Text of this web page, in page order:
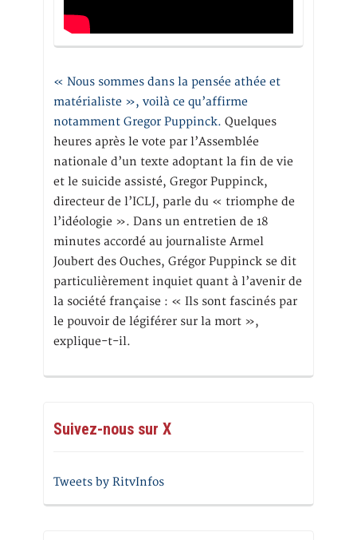
« Nous sommes dans la pensée athée et
matérialiste », voilà ce qu’affirme
notamment Gregor Puppinck. Quelques
heures après le vote par l’Assemblée
nationale d’un texte adoptant la fin de vie
et le suicide assisté, Gregor Puppinck,
directeur de l’ICLJ, parle du « triomphe de
l’idéologie ». Dans un entretien de 18
minutes accordé au journaliste Armel
Joubert des Ouches, Grégor Puppinck se dit
particulièrement inquiet quant à l’avenir de
la société française : « Ils sont fascinés par
le pouvoir de légiférer sur la mort »,
explique-t-il.
Suivez-nous sur X
Tweets by RitvInfos